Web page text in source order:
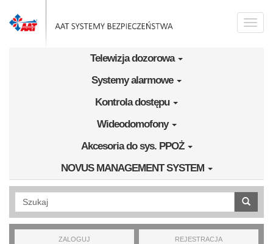
Toggle
Telewizja dozorowa
Systemy alarmowe
Kontrola dostępu
Wideodomofony
Akcesoria do sys. PPOŻ
NOVUS MANAGEMENT SYSTEM
Wyszukiwanie pełnotekstowe
ZALOGUJ REJESTRACJA